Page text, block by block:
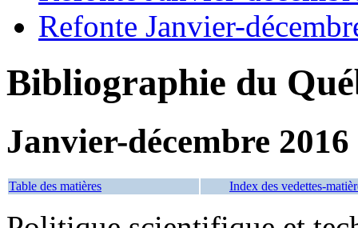
Refonte Janvier-
Bibliographie du
Janvier-décembre 2016
Table des matières Index des vedettes-